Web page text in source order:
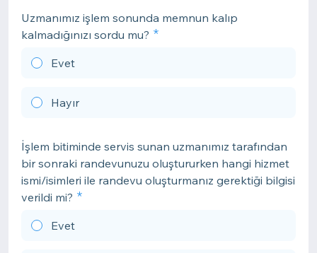
Uzmanımız işlem sonunda memnun kalıp
kalmadığınızı sordu mu?
Evet
Hayır
İşlem bitiminde servis sunan uzmanımız tarafından
bir sonraki randevunuzu oluştururken hangi hizmet
ismi/isimleri ile randevu oluşturmanız gerektiği bilgisi
verildi mi?
Evet